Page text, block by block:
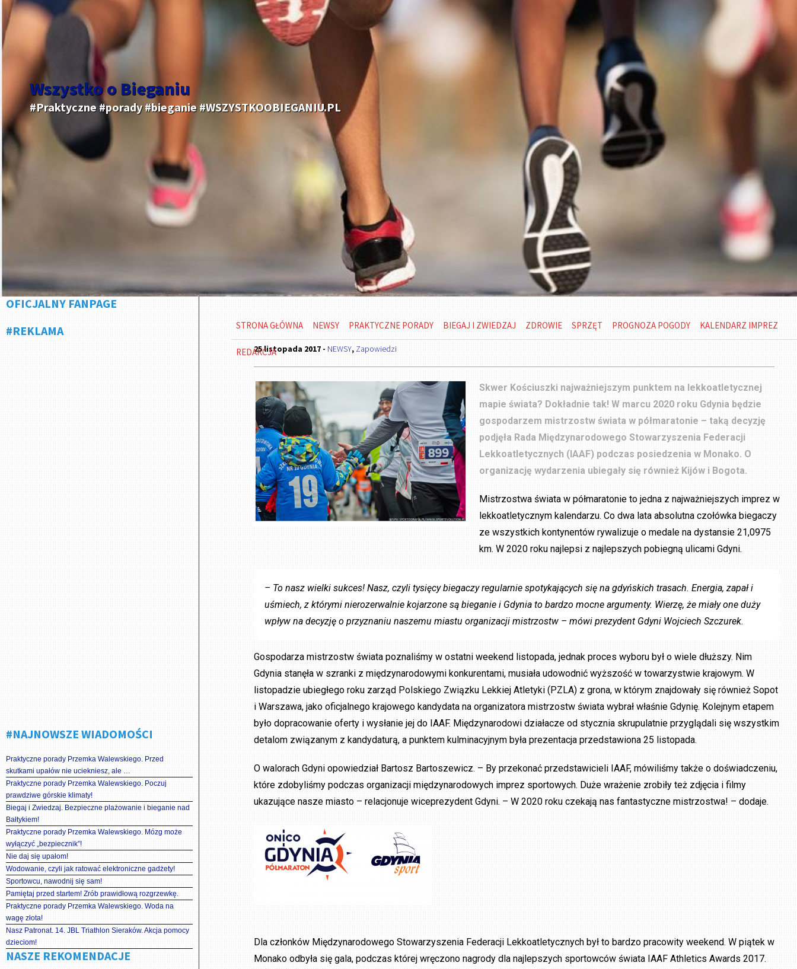
Wszystko o Bieganiu
#Praktyczne #porady #bieganie #WSZYSTKOOBIEGANIU.PL
OFICJALNY FANPAGE
#REKLAMA
#NAJNOWSZE WIADOMOŚCI
Praktyczne porady Przemka Walewskiego. Przed
skutkami upałów nie uciekniesz, ale …
Praktyczne porady Przemka Walewskiego. Poczuj
prawdziwe górskie klimaty!
Biegaj i Zwiedzaj. Bezpieczne plażowanie i bieganie nad
Bałtykiem!
Praktyczne porady Przemka Walewskiego. Mózg może
wyłączyć „bezpiecznik”!
Nie daj się upałom!
Wodowanie, czyli jak ratować elektroniczne gadżety!
Sportowcu, nawodnij się sam!
Pamiętaj przed startem! Zrób prawidłową rozgrzewkę.
Praktyczne porady Przemka Walewskiego. Woda na
wagę złota!
Nasz Patronat. 14. JBL Triathlon Sieraków. Akcja pomocy
dzieciom!
NASZE REKOMENDACJE
STRONA GŁÓWNA NEWSY PRAKTYCZNE PORADY BIEGAJ I ZWIEDZAJ ZDROWIE SPRZĘT PROGNOZA POGODY KALENDARZ IMPREZ
REDAKCJA
25 listopada 2017 - NEWSY, Zapowiedzi
Skwer Kościuszki najważniejszym punktem na lekkoatletycznej
mapie świata? Dokładnie tak! W marcu 2020 roku Gdynia będzie
gospodarzem mistrzostw świata w półmaratonie – taką decyzję
podjęła Rada Międzynarodowego Stowarzyszenia Federacji
Lekkoatletycznych (IAAF) podczas posiedzenia w Monako. O
organizację wydarzenia ubiegały się również Kijów i Bogota.
Mistrzostwa świata w półmaratonie to jedna z najważniejszych imprez w
lekkoatletycznym kalendarzu. Co dwa lata absolutna czołówka biegaczy
ze wszystkich kontynentów rywalizuje o medale na dystansie 21,0975
km. W 2020 roku najlepsi z najlepszych pobiegną ulicami Gdyni.
– To nasz wielki sukces! Nasz, czyli tysięcy biegaczy regularnie spotykających się na gdyńskich trasach. Energia, zapał i
uśmiech, z którymi nierozerwalnie kojarzone są bieganie i Gdynia to bardzo mocne argumenty. Wierzę, że miały one duży
wpływ na decyzję o przyznaniu naszemu miastu organizacji mistrzostw – mówi prezydent Gdyni Wojciech Szczurek.
Gospodarza mistrzostw świata poznaliśmy w ostatni weekend listopada, jednak proces wyboru był o wiele dłuższy. Nim
Gdynia stanęła w szranki z międzynarodowymi konkurentami, musiała udowodnić wyższość w towarzystwie krajowym. W
listopadzie ubiegłego roku zarząd Polskiego Związku Lekkiej Atletyki (PZLA) z grona, w którym znajdowały się również Sopot
i Warszawa, jako oficjalnego krajowego kandydata na organizatora mistrzostw świata wybrał właśnie Gdynię. Kolejnym etapem
było dopracowanie oferty i wysłanie jej do IAAF. Międzynarodowi działacze od stycznia skrupulatnie przyglądali się wszystkim
detalom związanym z kandydaturą, a punktem kulminacyjnym była prezentacja przedstawiona 25 listopada.
O walorach Gdyni opowiedział Bartosz Bartoszewicz. – By przekonać przedstawicieli IAAF, mówiliśmy także o doświadczeniu,
które zdobyliśmy podczas organizacji międzynarodowych imprez sportowych. Duże wrażenie zrobiły też zdjęcia i filmy
ukazujące nasze miasto – relacjonuje wiceprezydent Gdyni. – W 2020 roku czekają nas fantastyczne mistrzostwa! – dodaje.
Dla członków Międzynarodowego Stowarzyszenia Federacji Lekkoatletycznych był to bardzo pracowity weekend. W piątek w
Monako odbyła się gala, podczas której wręczono nagrody dla najlepszych sportowców świata IAAF Athletics Awards 2017.